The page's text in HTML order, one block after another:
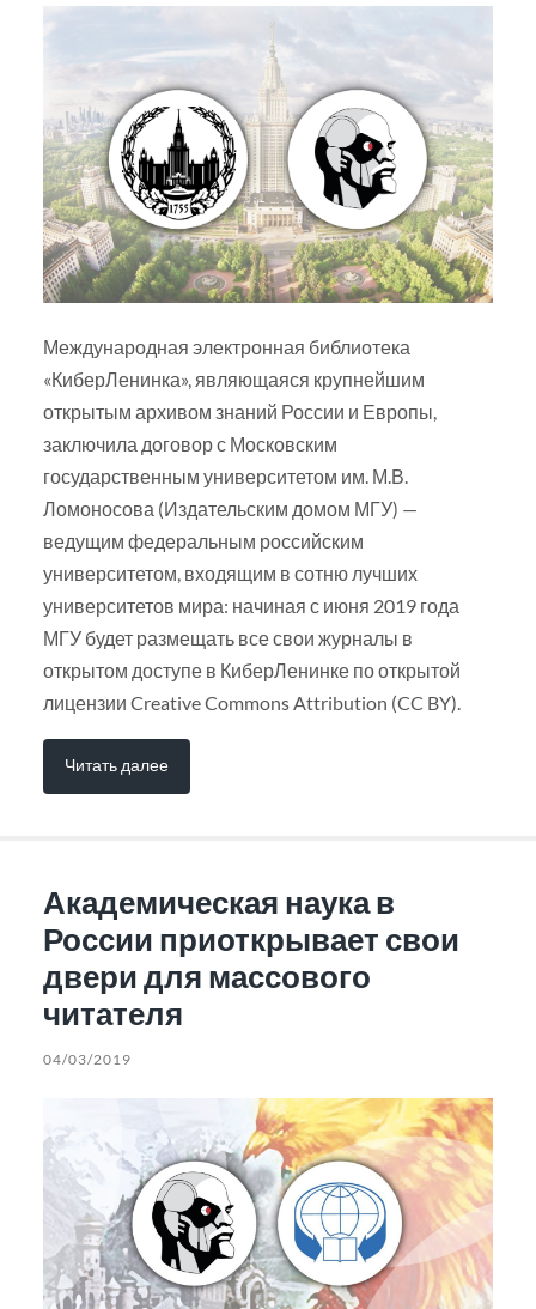
Международная электронная библиотека
«КиберЛенинка», являющаяся крупнейшим
открытым архивом знаний России и Европы,
заключила договор с Московским
государственным университетом им. М.В.
Ломоносова (Издательским домом МГУ) —
ведущим федеральным российским
университетом, входящим в сотню лучших
университетов мира: начиная с июня 2019 года
МГУ будет размещать все свои журналы в
открытом доступе в КиберЛенинке по открытой
лицензии Creative Commons Attribution (CC BY).
Читать далее
Академическая наука в
России приоткрывает свои
двери для массового
читателя
04/03/2019